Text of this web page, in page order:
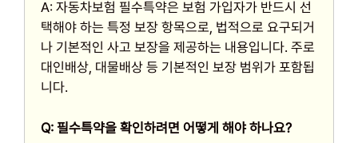
A: 자동차보험 필수특약은 보험 가입자가 반드시 선
택해야 하는 특정 보장 항목으로, 법적으로 요구되거
나 기본적인 사고 보장을 제공하는 내용입니다. 주로
대인배상, 대물배상 등 기본적인 보장 범위가 포함됩
니다.
Q: 필수특약을 확인하려면 어떻게 해야 하나요?